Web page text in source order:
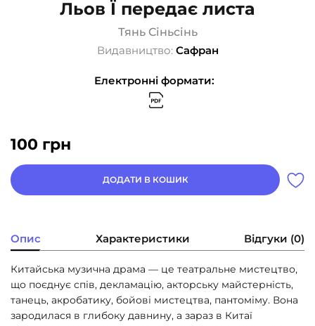
Льов Ї передає листа
Тянь Сіньсінь
Видавництво: Сафран
Електронні формати:
100 грн
ДОДАТИ В КОШИК
Опис Характеристики Відгуки (0)
Китайська музична драма — це театральне мистецтво,
що поєднує спів, декламацію, акторську майстерність,
танець, акробатику, бойові мистецтва, пантоміму. Вона
зародилася в глибоку давнину, а зараз в Китаї